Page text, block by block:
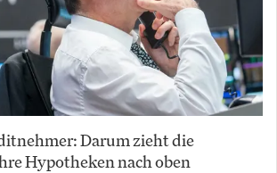
Darum zieht die
Hypotheken nach oben